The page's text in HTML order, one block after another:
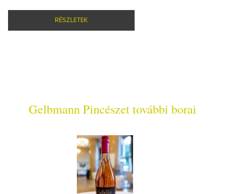
RÉSZLETEK
Gelbmann Pincészet további borai